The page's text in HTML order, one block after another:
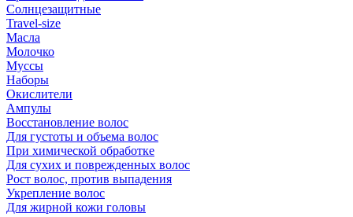
Солнцезащитные
Travel-size
Масла
Молочко
Муссы
Наборы
Окислители
Ампулы
Восстановление волос
Для густоты и объема волос
При химической обработке
Для сухих и поврежденных волос
Рост волос, против выпадения
Укрепление волос
Для жирной кожи головы